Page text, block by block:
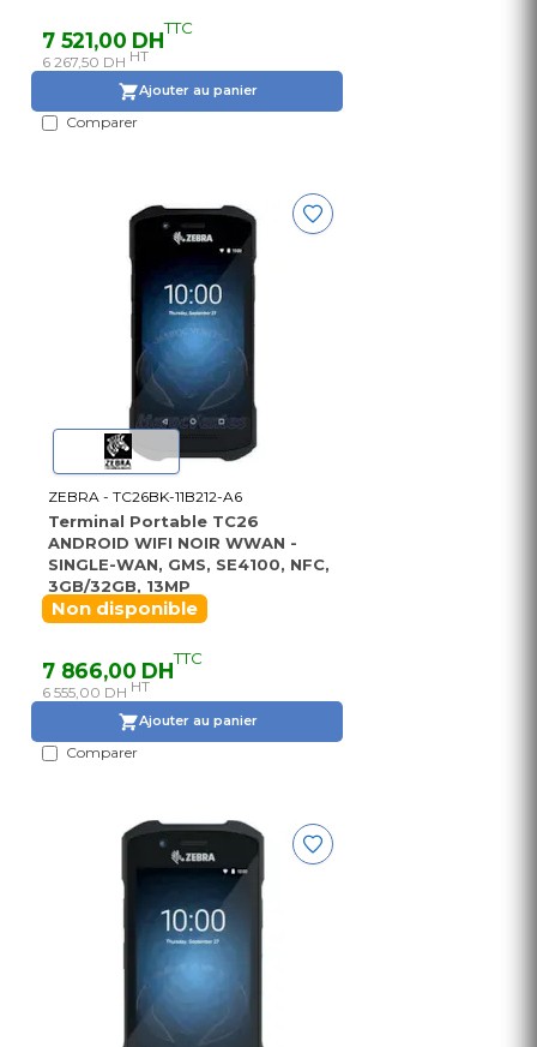
7 521,00 DHTTC
6 267,50 DH HT
Ajouter au panier
Comparer
ZEBRA - TC26BK-11B212-A6
Terminal Portable TC26
ANDROID WIFI NOIR WWAN -
SINGLE-WAN, GMS, SE4100, NFC,
3GB/32GB, 13MP
Non disponible
7 866,00 DHTTC
6 555,00 DH HT
Ajouter au panier
Comparer